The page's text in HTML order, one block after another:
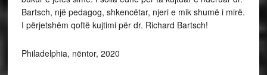
Bartsch, një pedagog, shkencëtar, njeri e mik shumë i mirë.
I përjetshëm qoftë kujtimi për dr. Richard Bartsch!
Philadelphia, nëntor, 2020